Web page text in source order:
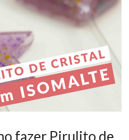
fazer Pirulito de